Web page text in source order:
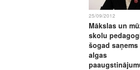
25/09/2012
Mākslas un
skolu
šogad saņems
algas